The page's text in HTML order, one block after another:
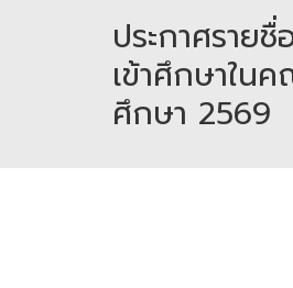
ประกาศราย
เข้าศึกษาใน
ศึกษา 2569